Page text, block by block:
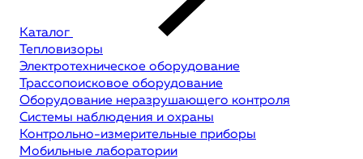
Каталог
Тепловизоры
Электротехническое оборудование
Трассопоисковое оборудование
Оборудование неразрушающего контроля
Системы наблюдения и охраны
Контрольно-измерительные приборы
Мобильные лаборатории